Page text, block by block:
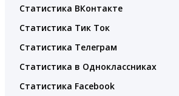
Статистика ВКонтакте
Статистика Тик Ток
Статистика Телеграм
Статистика в Одноклассниках
Статистика Facebook